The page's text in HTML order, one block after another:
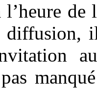
de
diffusion,